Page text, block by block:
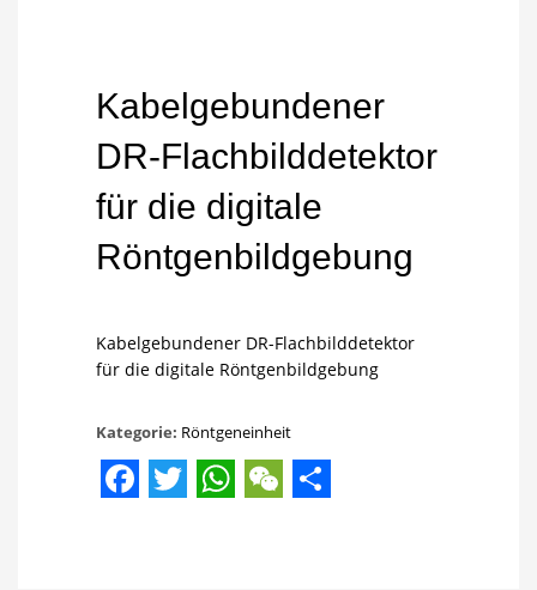
Kabelgebundener
DR-Flachbilddetektor
für die digitale
Röntgenbildgebung
Kabelgebundener DR-Flachbilddetektor
für die digitale Röntgenbildgebung
Kategorie: Röntgeneinheit